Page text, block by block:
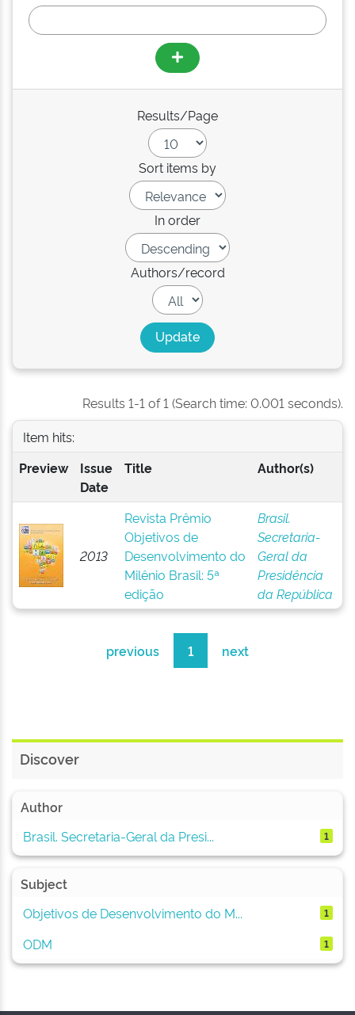
Results/Page
Sort items by
In order
Authors/record
Results 1-1 of 1 (Search time: 0.001 seconds).
Item hits:
Preview
Issue
Date
Title Author(s)
2013
Revista Prêmio
Objetivos de
Desenvolvimento do
Milênio Brasil: 5ª
edição
Brasil.
Secretaria-
Geral da
Presidência
da República
previous 1 next
Discover
Author
Brasil. Secretaria-Geral da Presi...
1
Subject
Objetivos de Desenvolvimento do M...
1
ODM 1